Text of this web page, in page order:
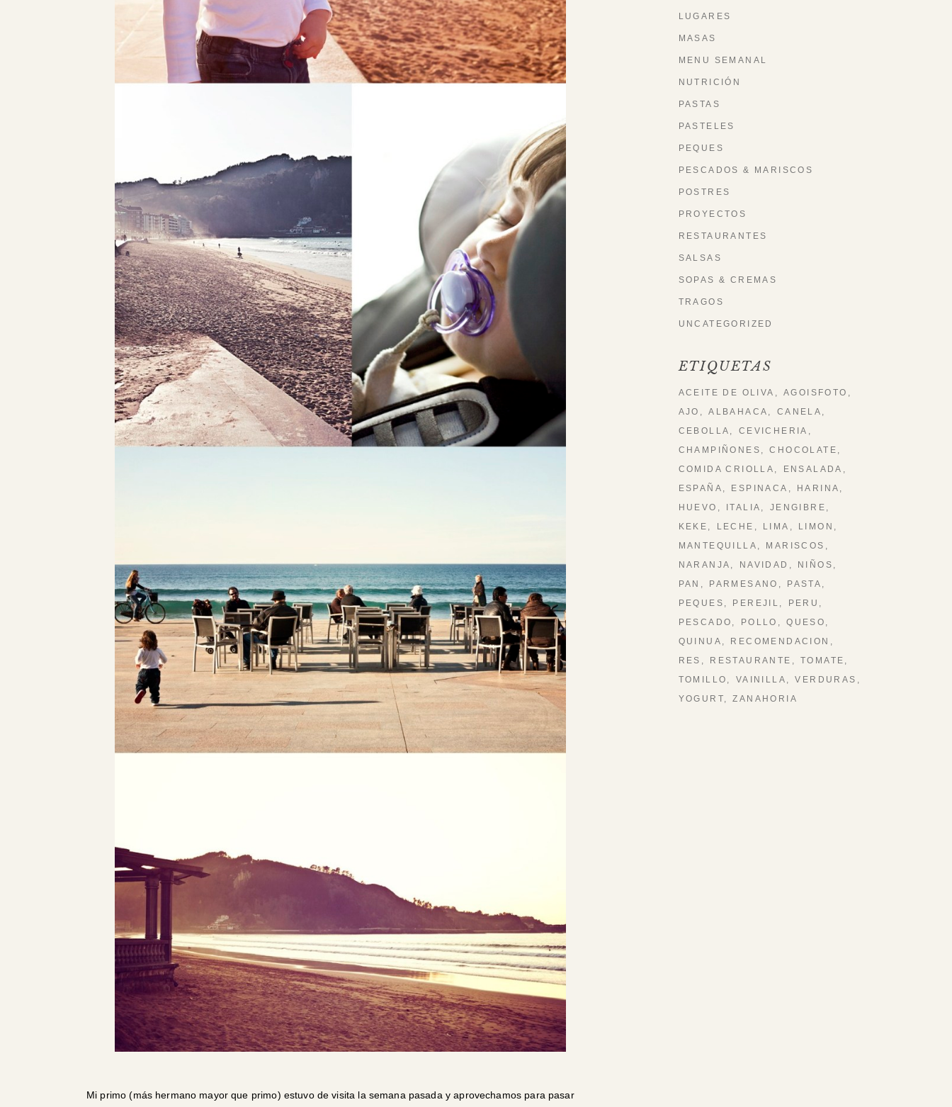
Mi primo (más hermano mayor que primo) estuvo de visita la semana pasada y aprovechamos para pasar
LUGARES
MASAS
MENU SEMANAL
NUTRICIÓN
PASTAS
PASTELES
PEQUES
PESCADOS & MARISCOS
POSTRES
PROYECTOS
RESTAURANTES
SALSAS
SOPAS & CREMAS
TRAGOS
UNCATEGORIZED
ETIQUETAS
ACEITE DE OLIVA
AGOISFOTO
AJO
ALBAHACA
CANELA
CEBOLLA
CEVICHERIA
CHAMPIÑONES
CHOCOLATE
COMIDA CRIOLLA
ENSALADA
ESPAÑA
ESPINACA
HARINA
HUEVO
ITALIA
JENGIBRE
KEKE
LECHE LIMA
LIMON
MANTEQUILLA
MARISCOS
NARANJA
NAVIDAD
NIÑOS
PAN
PARMESANO
PASTA
PEQUES
PEREJIL
PERU
PESCADO
POLLO
QUESO
QUINUA
RECOMENDACION
RES
RESTAURANTE
TOMATE
TOMILLO
VAINILLA
VERDURAS
YOGURT
ZANAHORIA